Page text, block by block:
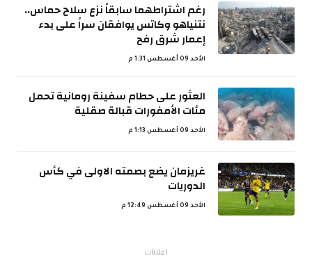
رغم اشتراطهما سابقاً نزع سلاح حماس..
نتنياهو وكاتس يوافقان سراً على بدء
إعمار شرق رفح
الأحد 09 أغسطس 1:31 م
العثور على حطام سفينة رومانية تحمل
مئات الأمفورات قبالة صقلية
الأحد 09 أغسطس 1:13 م
غريزمان يضع بصمته الاولى في كأس
الدوريات
الأحد 09 أغسطس 12:49 م
اعلانات